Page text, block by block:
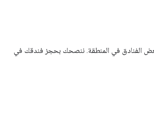
بعض الفنادق في المنطقة. ننصحك بحجز فندقك في